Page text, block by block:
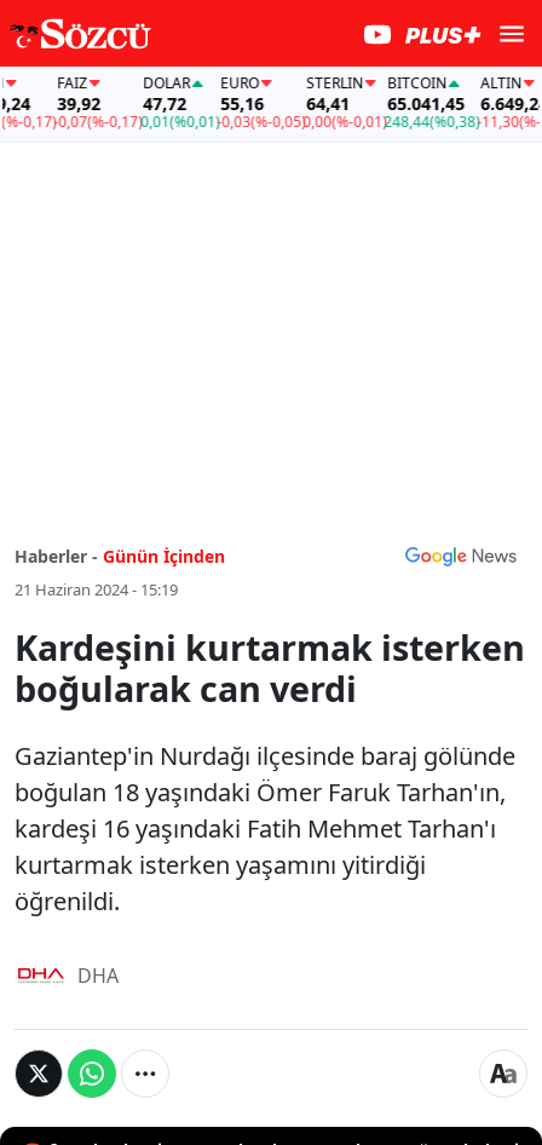
39,92
-0,07(%-0,17)
DOLAR
47,72
0,01(%0,01)
EURO
55,16
-0,03(%-0,05)
STERLIN
64,41
0,00(%-0,01)
BITCOIN
65.041,45
248,44(%0,38)
ALTIN
6.649,24
-11,30(%-
Haberler - Günün İçinden
21 Haziran 2024 - 15:19
Kardeşini kurtarmak isterken
boğularak can verdi
Gaziantep'in Nurdağı ilçesinde baraj gölünde
boğulan 18 yaşındaki Ömer Faruk Tarhan'ın,
kardeşi 16 yaşındaki Fatih Mehmet Tarhan'ı
kurtarmak isterken yaşamını yitirdiği
öğrenildi.
DHA